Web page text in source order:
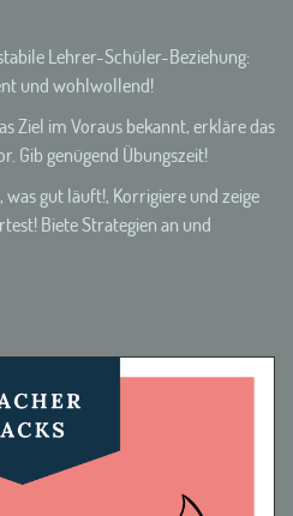
Lehrer-Schüler-Beziehung:
und wohlwollend!
Ziel im Voraus bekannt, erkläre das
Gib genügend Übungszeit!
was gut läuft!, Korrigiere und zeige
Biete Strategien an und